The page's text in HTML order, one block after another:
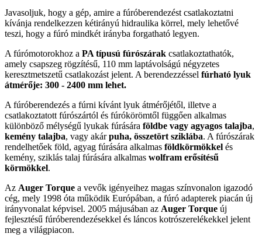
Javasoljuk, hogy a gép, amire a fúróberendezést csatlakoztatni
kívánja rendelkezzen kétirányú hidraulika körrel, mely lehetővé
teszi, hogy a fúró mindkét irányba forgatható legyen.
A fúrómotorokhoz a PA típusú fúrószárak csatlakoztathatók,
amely csapszeg rögzítésű, 110 mm laptávolságú négyzetes
keresztmetszetű csatlakozást jelent. A berendezzéssel fúrható lyuk
átmérője: 300 - 2400 mm lehet.
A fúróberendezés a fúrni kívánt lyuk átmérőjétől, illetve a
csatlakoztatott fúrószártól és fúrókörömtől függően alkalmas
különböző mélységű lyukak fúrására földbe vagy agyagos talajba,
kemény talajba, vagy akárpuha, összetört sziklába. A fúrószárak
rendelhetőek föld, agyag fúrására alkalmas földkörmökkel és
kemény, sziklás talaj fúrására alkalmas wolfram erősítésű
körmökkel.
Az Auger Torque a vevők igényeihez magas színvonalon igazodó
cég, mely 1998 óta működik Európában, a fúró adapterek piacán új
irányvonalat képvisel. 2005 májusában az Auger Torque új
fejlesztésű fúróberendezésekkel és láncos kotrószerelékekkel jelent
meg a világpiacon.